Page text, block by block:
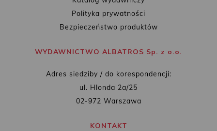
Polityka prywatności
Bezpieczeństwo produktów
WYDAWNICTWO ALBATROS Sp. z o.o.
Adres siedziby / do korespondencji:
ul. Hlonda 2a/25
02-972 Warszawa
KONTAKT